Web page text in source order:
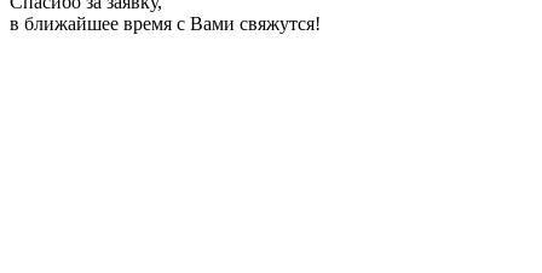
в ближайшее время с Вами свяжутся!